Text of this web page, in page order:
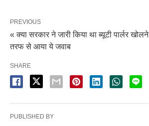
PREVIOUS
« क्या सरकार ने जारी किया था ब्यूटी पार्लर
तरफ से आया ये जवाब
SHARE
PUBLISHED BY